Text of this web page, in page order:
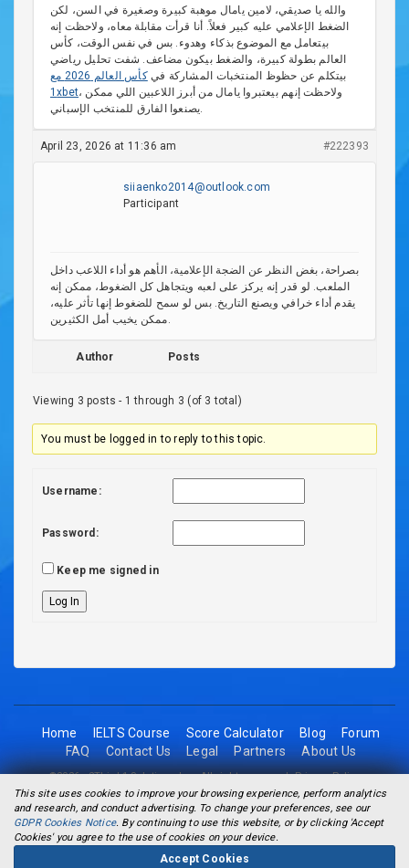
This site uses cookies to improve your browsing experience, perform analytics
and research, and conduct advertising. To change your preferences, see our
GDPR Cookies Notice. By continuing to use this website, or by clicking 'Accept
Cookies' you agree to the use of cookies on your device.
Accept Cookies
والله يا صديقي، لامين يامال موهبة كبيرة وصغيرة في السن، لكن
الضغط الإعلامي عليه كبير فعلاً. أنا قرأت مقابلة معاه، ولاحظت إنه
بيتعامل مع الموضوع بذكاء وهدوء. بس في نفس الوقت، كأس
العالم بطولة كبيرة، والضغط بيكون مضاعف. شفت تحليل رياضي
بيتكلم عن حظوظ المنتخبات المشاركة في
كأس العالم 2026 مع
1xbet، ولاحظت إنهم بيعتبروا يامال من أبرز اللاعبين اللي ممكن
يصنعوا الفارق للمنتخب الإسباني.
April 23, 2026 at 11:36 am #222393
siiaenko2014@outlook.com
Participant
بصراحة، بغض النظر عن الضجة الإعلامية، الأهم هو أداء اللاعب داخل
الملعب. لو قدر إنه يركز على لعبه ويتجاهل كل الضغوط، ممكن إنه
يقدم أداء خرافي ويصنع التاريخ. بس لو سمح للضغوط إنها تأثر عليه،
ممكن يخيب أمل الكثيرين.
Author Posts
Viewing 3 posts - 1 through 3 (of 3 total)
You must be logged in to reply to this topic.
Username:
Password:
Keep me signed in
Log In
Home IELTS Course Score Calculator Blog
Forum
FAQ
Contact Us Legal Partners About Us
©2026 - 2Think1 Solutions Inc. All rights reserved.Privacy Policy